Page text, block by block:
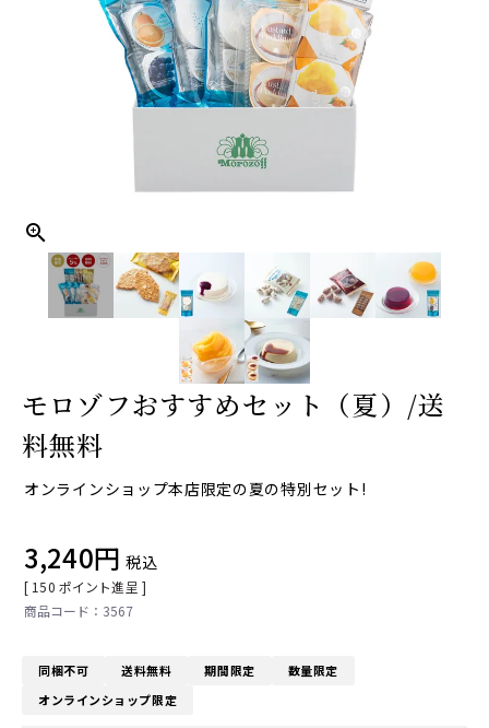
モロゾフおすすめセット（夏）/送
料無料
オンラインショップ本店限定の夏の特別セット!
3,240 税込
[ 150 ポイント進呈 ]
3567
同梱不可 送料無料 期間限定
数量限定
オンラインショップ限定